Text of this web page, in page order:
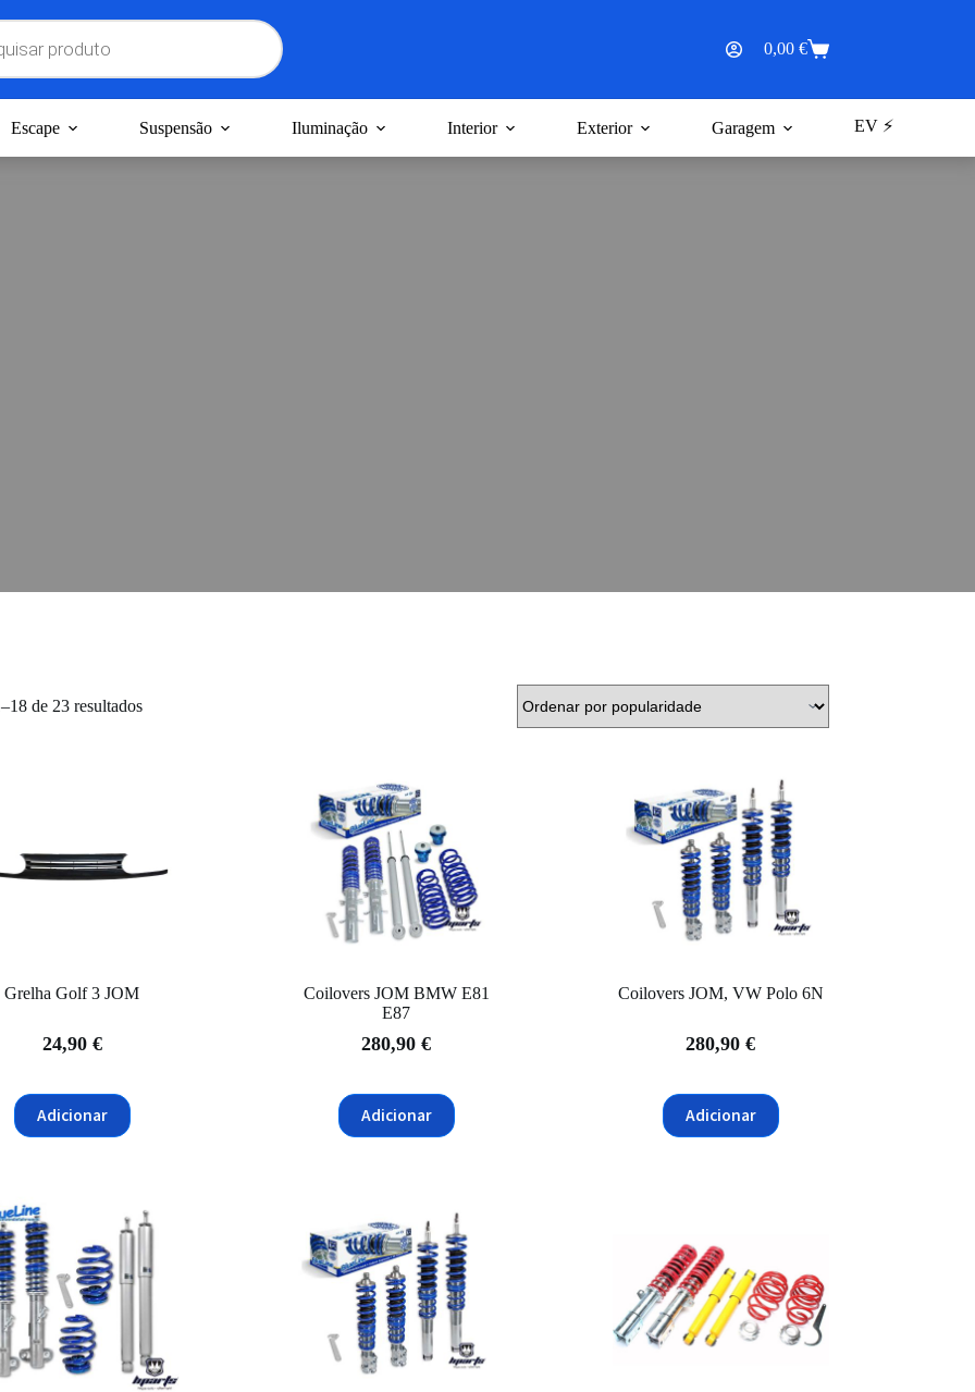
Carrinho
compras
0,00 €
Escape Suspensão Iluminação Interior Exterior Garagem EV ⚡
de 23 resultadosOrdenado
Grelha Golf 3 JOM
24,90 €
Adicionar
Coilovers JOM BMW E81
E87
280,90€
Adicionar
Coilovers JOM, VW Polo 6N
280,90€
Adicionar